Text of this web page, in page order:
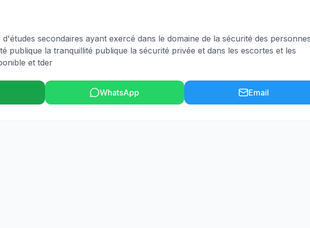
secondaires ayant exercé dans le domaine de la sécurité des
publique la tranquillité publique la sécurité privée et dans les escortes et les
et tder
WhatsApp Email